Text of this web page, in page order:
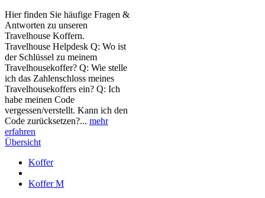
Hier finden Sie häufige Fragen &
Antworten zu unseren
Travelhouse Koffern.
Travelhouse Helpdesk Q: Wo ist
der Schlüssel zu meinem
Travelhousekoffer? Q: Wie stelle
ich das Zahlenschloss meines
Travelhousekoffers ein? Q: Ich
habe meinen Code
vergessen/verstellt. Kann ich den
Code zurücksetzen?... mehr
erfahren
Übersicht
Koffer
Koffer M